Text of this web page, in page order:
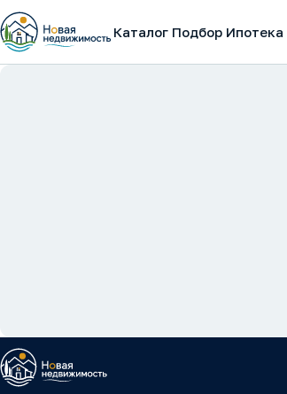
Каталог Подбор Ипотека